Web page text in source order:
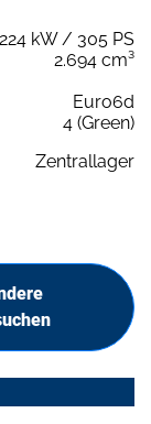
224 kW / 305 PS
2.694 cm³
Euro6d
4 (Green)
Zentrallager